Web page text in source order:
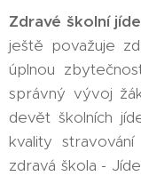
Zdravé školní
ještě považuje
úplnou
správný vývoj
devět školních
kvality
zdravá škola -